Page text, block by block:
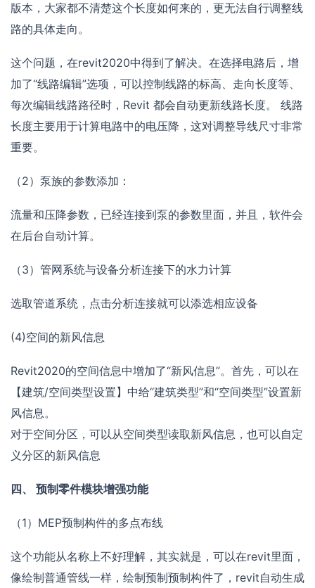
版本，大家都不清楚这个长度如何来的，更无法自行调整线
路的具体走向。
这个问题，在revit2020中得到了解决。在选择电路后，增
加了“线路编辑”选项，可以控制线路的标高、走向长度等、
每次编辑线路路径时，Revit 都会自动更新线路长度。 线路
长度主要用于计算电路中的电压降，这对调整导线尺寸非常
重要。
（2）泵族的参数添加：
流量和压降参数，已经连接到泵的参数里面，并且，软件会
在后台自动计算。
（3）管网系统与设备分析连接下的水力计算
选取管道系统，点击分析连接就可以添选相应设备
(4)空间的新风信息
Revit2020的空间信息中增加了“新风信息”。首先，可以在
【建筑/空间类型设置】中给“建筑类型”和“空间类型”设置新
风信息。
对于空间分区，可以从空间类型读取新风信息，也可以自定
义分区的新风信息
四、 预制零件模块增强功能
（1）MEP预制构件的多点布线
这个功能从名称上不好理解，其实就是，可以在revit里面，
像绘制普通管线一样，绘制预制预制构件了，revit自动生成